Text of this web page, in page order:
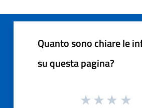
Quanto sono chiare le
su questa pagina?